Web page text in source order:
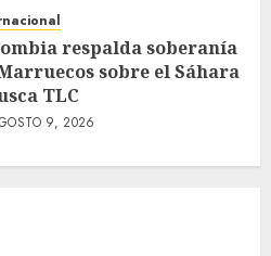
respalda soberanía
sobre el Sáhara
TLC
9, 2026